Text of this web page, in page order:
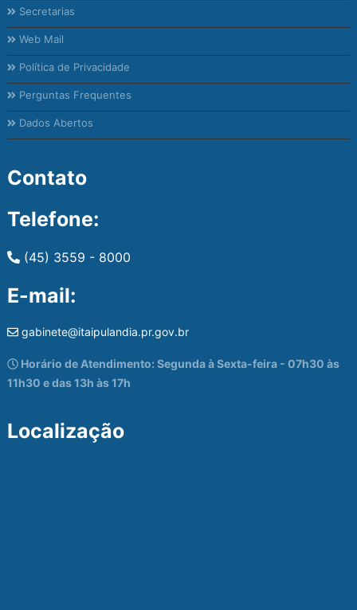
Secretarias
Web Mail
Política de Privacidade
Perguntas Frequentes
Dados Abertos
Contato
Telefone:
(45) 3559 - 8000
E-mail:
gabinete@itaipulandia.pr.gov.br
Horário de Atendimento: Segunda à Sexta-feira - 07h30 às
11h30 e das 13h às 17h
Localização